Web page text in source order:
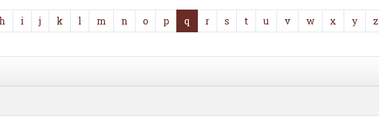
h i j k l m n o p q r s t u v w x y z